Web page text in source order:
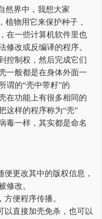
然界中，我想大家
物用它来保护种子，
在一些计算机软件里也
修改或反编译的程序。
控制权，然后完成它们
一般都是在身体外面一
谓的“壳中带籽”的
在功能上有很多相同的
这样的程序称为“壳”
毒一样，其实都是命名
更改其中的版权信息，
修改。
便程序传播。
以直接加壳免杀，也可以